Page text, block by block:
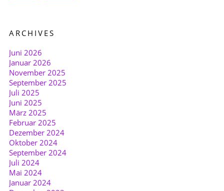
ARCHIVES
Juni 2026
Januar 2026
November 2025
September 2025
Juli 2025
Juni 2025
März 2025
Februar 2025
Dezember 2024
Oktober 2024
September 2024
Juli 2024
Mai 2024
Januar 2024